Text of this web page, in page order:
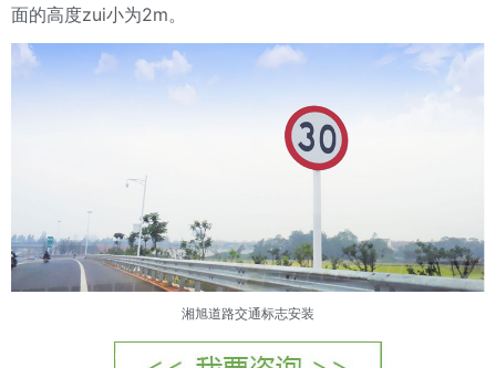
面的高度zui小为2m。
湘旭道路交通标志安装